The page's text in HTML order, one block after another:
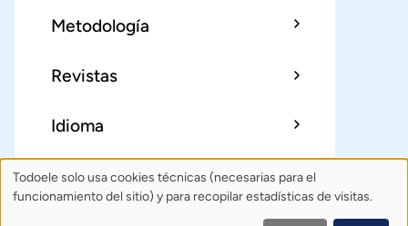
Metodología
Revistas
Idioma
Sobre TodoeleÍndice Publica
Uso
Todoele solo usa cookies técnicas (necesarias para el
funcionamiento del sitio) y para recopilar estadísticas de visitas.